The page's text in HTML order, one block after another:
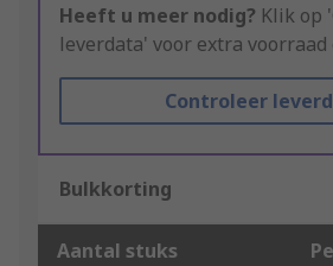
Heeft u meer nodig? Klik op
leverdata' voor extra
Controleer
Bulkkorting
Aantal stuks